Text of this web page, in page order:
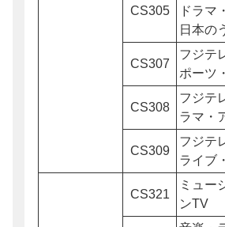
CS305
ドラマ
日本の
CS307
フジテ
ポーツ
CS308
フジテ
ラマ・
CS309
フジテ
ライブ
CS321
ミュー
ンTV